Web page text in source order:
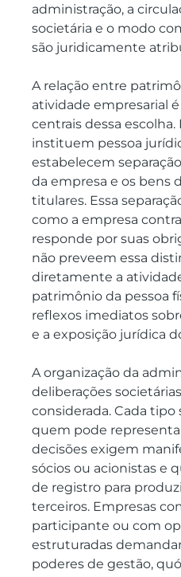
administração, a
societária e o modo
são juridicamente
A relação entre
atividade empresarial
centrais dessa
instituem pessoa
estabelecem
da empresa e os bens
titulares. Essa
como a empresa
responde por suas
não preveem essa
diretamente a
patrimônio da pessoa
reflexos imediatos
e a exposição jurídica
A organização da
deliberações
considerada. Cada
quem pode
decisões exigem
sócios ou acionistas e
de registro para
terceiros. Empresas
participante ou com
estruturadas
poderes de gestão,